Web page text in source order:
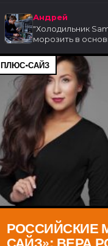
Андрей
"Холодильник
морозить в
ПЛЮС-САЙЗ
РОССИЙСКИЕ